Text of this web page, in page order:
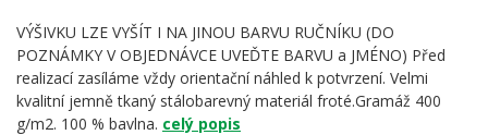
VÝŠIVKU LZE VYŠÍT I NA JINOU BARVU RUČNÍKU (DO
POZNÁMKY V OBJEDNÁVCE UVEĎTE BARVU a JMÉNO) Před
realizací zasíláme vždy orientační náhled k potvrzení. Velmi
kvalitní jemně tkaný stálobarevný materiál froté.Gramáž 400
g/m2. 100 % bavlna. celý popis